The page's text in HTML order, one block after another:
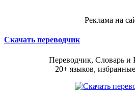
Реклама на
Скачать переводчик
Переводчик, Словарь и
20+ языков,